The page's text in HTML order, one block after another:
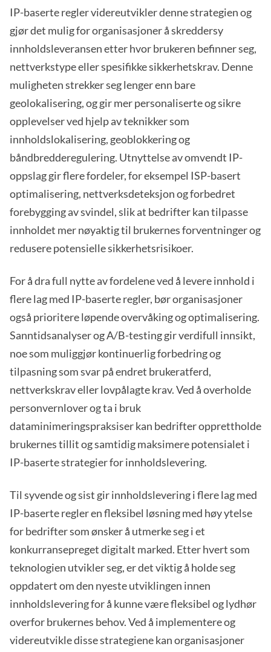
IP-baserte regler videreutvikler denne strategien og
gjør det mulig for organisasjoner å skreddersy
innholdsleveransen etter hvor brukeren befinner seg,
nettverkstype eller spesifikke sikkerhetskrav. Denne
muligheten strekker seg lenger enn bare
geolokalisering, og gir mer personaliserte og sikre
opplevelser ved hjelp av teknikker som
innholdslokalisering, geoblokkering og
båndbredderegulering. Utnyttelse av omvendt IP-
oppslag gir flere fordeler, for eksempel ISP-basert
optimalisering, nettverksdeteksjon og forbedret
forebygging av svindel, slik at bedrifter kan tilpasse
innholdet mer nøyaktig til brukernes forventninger og
redusere potensielle sikkerhetsrisikoer.
For å dra full nytte av fordelene ved å levere innhold i
flere lag med IP-baserte regler, bør organisasjoner
også prioritere løpende overvåking og optimalisering.
Sanntidsanalyser og A/B-testing gir verdifull innsikt,
noe som muliggjør kontinuerlig forbedring og
tilpasning som svar på endret brukeratferd,
nettverkskrav eller lovpålagte krav. Ved å overholde
personvernlover og ta i bruk
dataminimeringspraksiser kan bedrifter opprettholde
brukernes tillit og samtidig maksimere potensialet i
IP-baserte strategier for innholdslevering.
Til syvende og sist gir innholdslevering i flere lag med
IP-baserte regler en fleksibel løsning med høy ytelse
for bedrifter som ønsker å utmerke seg i et
konkurransepreget digitalt marked. Etter hvert som
teknologien utvikler seg, er det viktig å holde seg
oppdatert om den nyeste utviklingen innen
innholdslevering for å kunne være fleksibel og lydhør
overfor brukernes behov. Ved å implementere og
videreutvikle disse strategiene kan organisasjoner